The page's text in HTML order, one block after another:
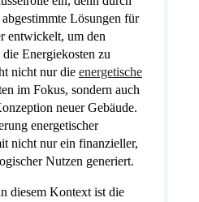
Lösungen für
entwickelt, um den
Energiekosten zu
nicht nur die energetische
im Fokus, sondern auch
neuer Gebäude.
energetischer
nicht nur ein finanzieller,
Nutzen generiert.
diesem Kontext ist die